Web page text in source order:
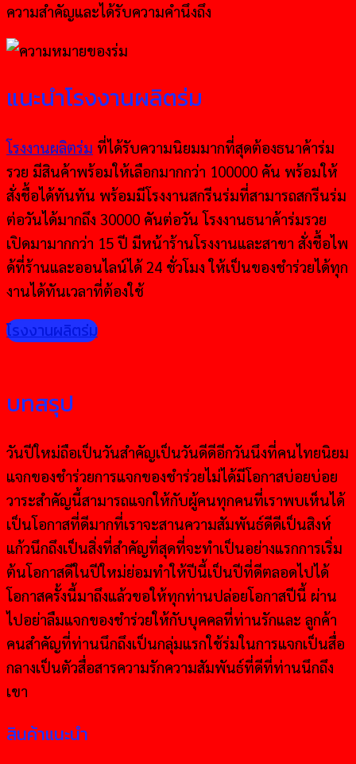
ความสำคัญและได้รับความคำนึงถึง
แนะนำโรงงานผลิตร่ม
โรงงานผลิตร่ม ที่ได้รับความนิยมมากที่สุดต้องธนาค้าร่ม
รวย มีสินค้าพร้อมให้เลือกมากกว่า 100000 คัน พร้อมให้
สั่งชื้อได้ทันทัน พร้อมมีโรงงานสกรีนร่มที่สามารถสกรีนร่ม
ต่อวันได้มากถึง 30000 คันต่อวัน โรงงานธนาค้าร่มรวย
เปิดมามากกว่า 15 ปี มีหน้าร้านโรงงานและสาขา สั่งชื้อไพ
ด้ที่ร้านและออนไลน์ได้ 24 ชั่วโมง ให้เป็นของชำร่วยได้ทุก
งานได้ทันเวลาที่ต้องใช้
โรงงานผลิตร่ม
บทสรุป
วันปีใหม่ถือเป็นวันสำคัญเป็นวันดีดีอีกวันนึงที่คนไทยนิยม
แจกของชำร่วยการแจกของชำร่วยไม่ได้มีโอกาสบ่อยบ่อย
วาระสำคัญนี้สามารถแจกให้กับผู้คนทุกคนที่เราพบเห็นได้
เป็นโอกาสที่ดีมากที่เราจะสานความสัมพันธ์ดีดีเป็นสิงห์
แก้วนึกถึงเป็นสิ่งที่สำคัญที่สุดที่จะทำเป็นอย่างแรกการเริ่ม
ต้นโอกาสดีในปีใหม่ย่อมทำให้ปีนี้เป็นปีที่ดีตลอดไปได้
โอกาสครั้งนี้มาถึงแล้วขอให้ทุกท่านปล่อยโอกาสปีนี้ ผ่าน
ไปอย่าลืมแจกของชำร่วยให้กับบุคคลที่ท่านรักและ ลูกค้า
คนสำคัญที่ท่านนึกถึงเป็นกลุ่มแรกใช้ร่มในการแจกเป็นสื่อ
กลางเป็นตัวสื่อสารความรักความสัมพันธ์ที่ดีที่ท่านนึกถึง
เขา
สินค้าแนะนำ